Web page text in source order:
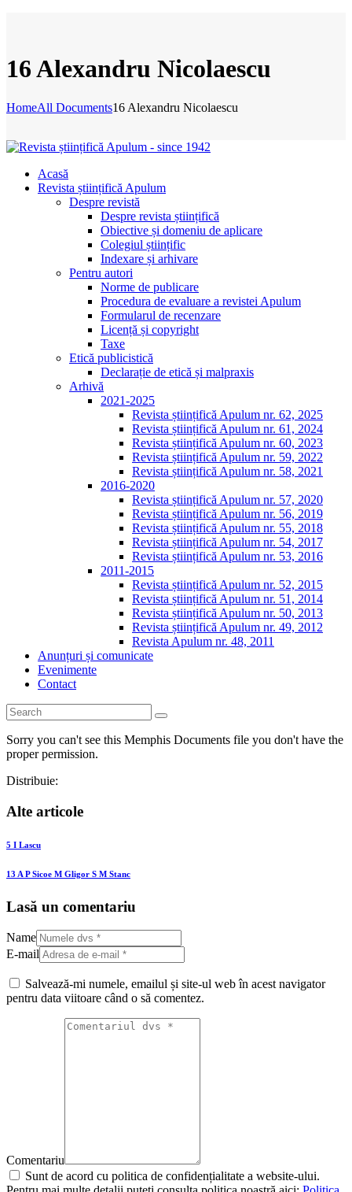
16 Alexandru Nicolaescu
HomeAll Documents16 Alexandru Nicolaescu
Acasă
Revista științifică Apulum
Despre revistă
Despre revista științifică
Obiective și domeniu de aplicare
Colegiul științific
Indexare și arhivare
Pentru autori
Norme de publicare
Procedura de evaluare a revistei Apulum
Formularul de recenzare
Licență și copyright
Taxe
Etică publicistică
Declarație de etică și malpraxis
Arhivă
2021-2025
Revista științifică Apulum nr. 62, 2025
Revista științifică Apulum nr. 61, 2024
Revista științifică Apulum nr. 60, 2023
Revista științifică Apulum nr. 59, 2022
Revista științifică Apulum nr. 58, 2021
2016-2020
Revista științifică Apulum nr. 57, 2020
Revista științifică Apulum nr. 56, 2019
Revista științifică Apulum nr. 55, 2018
Revista științifică Apulum nr. 54, 2017
Revista științifică Apulum nr. 53, 2016
2011-2015
Revista științifică Apulum nr. 52, 2015
Revista științifică Apulum nr. 51, 2014
Revista științifică Apulum nr. 50, 2013
Revista științifică Apulum nr. 49, 2012
Revista Apulum nr. 48, 2011
Anunțuri și comunicate
Evenimente
Contact
Sorry you can't see this Memphis Documents file you don't have the
proper permission.
Distribuie:
Alte articole
5 I Lascu
13 A P Sicoe M Gligor S M Stanc
Lasă un comentariu
Name
E-mail
Salvează-mi numele, emailul și site-ul web în acest navigator
pentru data viitoare când o să comentez.
Comentariu
Sunt de acord cu politica de confidențialitate a website-ului.